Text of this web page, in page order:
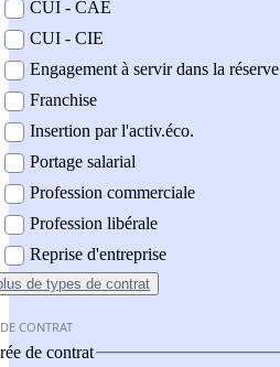
CUI - CAE
CUI - CIE
Engagement à servir dans la réserve
Franchise
Insertion par l'activ.éco.
Portage salarial
Profession commerciale
Profession libérale
Reprise d'entreprise
de types de contrat
CONTRAT
de contrat